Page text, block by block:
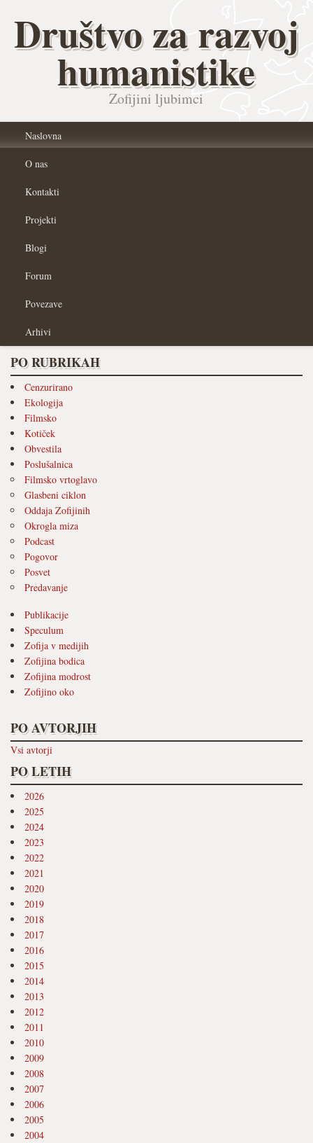
Društvo za razvoj
humanistike
Zofijini ljubimci
Naslovna
O nas
Kontakti
Projekti
Blogi
Forum
Povezave
Arhivi
PO RUBRIKAH
Cenzurirano
Ekologija
Filmsko
Kotiček
Obvestila
Poslušalnica
Filmsko vrtoglavo
Glasbeni ciklon
Oddaja Zofijinih
Okrogla miza
Podcast
Pogovor
Posvet
Predavanje
Publikacije
Speculum
Zofija v medijih
Zofijina bodica
Zofijina modrost
Zofijino oko
PO AVTORJIH
Vsi avtorji
PO LETIH
2026
2025
2024
2023
2022
2021
2020
2019
2018
2017
2016
2015
2014
2013
2012
2011
2010
2009
2008
2007
2006
2005
2004